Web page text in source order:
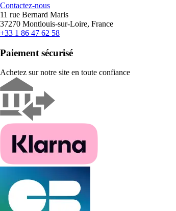
Contactez-nous
11 rue Bernard Maris
37270 Montlouis-sur-Loire, France
+33 1 86 47 62 58
Paiement sécurisé
Achetez sur notre site en toute confiance